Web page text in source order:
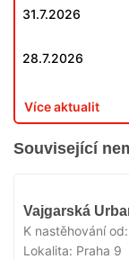
31.7.2026
28.7.2026
Více aktualit
Související
Vajgarská
K nastěhování od:
Lokalita: Praha 9